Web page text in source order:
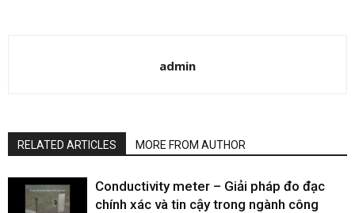
admin
RELATED ARTICLES MORE FROM AUTHOR
Conductivity meter – Giải pháp đo đạc
chính xác và tin cậy trong ngành công